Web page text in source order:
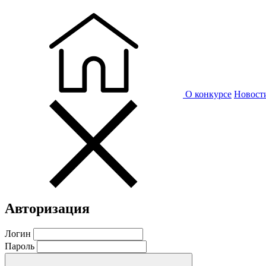
О конкурсе
Авторизация
Логин
Пароль